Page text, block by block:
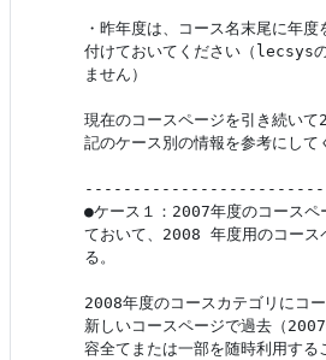
・昨年度は、コース名末尾に年
付けておいてください（lecsys
ません）
現在のコースページを引き続い
記のケース別の情報を参考にして
●ケース１：2007年度のコースペ
ておいて、2008 年度用のコース
る。
2008年度のコースカテゴリにコ
新しいコースページで過去（
容全てまたは一部を随時利用する